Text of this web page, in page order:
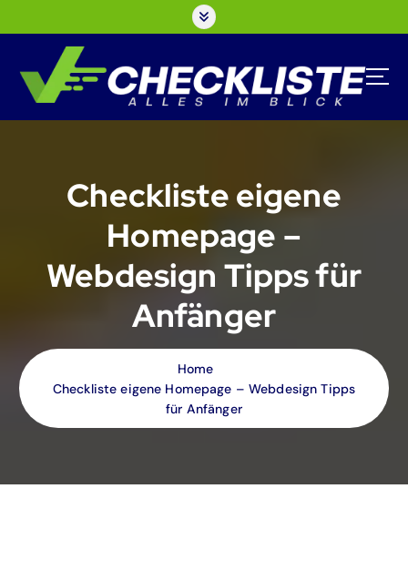
Checkliste eigene
Homepage –
Webdesign Tipps für
Anfänger
Home
Checkliste eigene Homepage – Webdesign Tipps
für Anfänger